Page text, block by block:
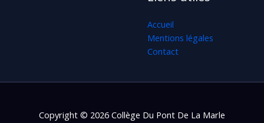
Accueil
Mentions légales
Contact
Copyright © 2026 Collège Du Pont De La Marle